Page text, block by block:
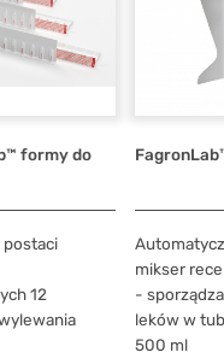
formy do
postaci
12
mikser
-
leków w
500 ml